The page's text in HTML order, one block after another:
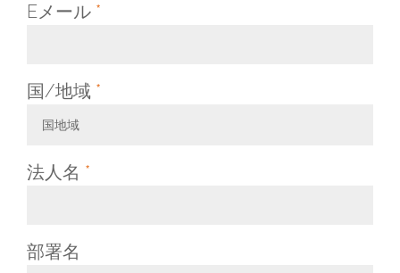
Eメール *
国/地域 *
国地域
法人名 *
部署名